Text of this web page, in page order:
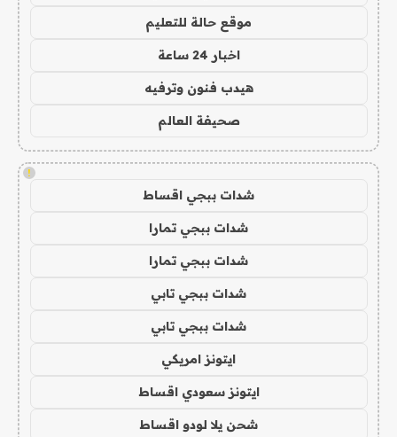
موقع حالة للتعليم
اخبار 24 ساعة
هيدب فنون وترفيه
صحيفة العالم
!
شدات ببجي اقساط
شدات ببجي تمارا
شدات ببجي تمارا
شدات ببجي تابي
شدات ببجي تابي
ايتونز امريكي
ايتونز سعودي اقساط
شحن يلا لودو اقساط